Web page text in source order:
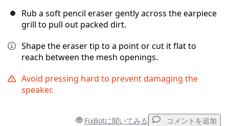
コメントを追加
キャンセル コメントを投稿
Rub a soft pencil eraser gently across the earpiece
grill to pull out packed dirt.
Shape the eraser tip to a point or cut it flat to
reach between the mesh openings.
Avoid pressing hard to prevent damaging the
speaker.
FixBotに聞いてみる コメントを追加